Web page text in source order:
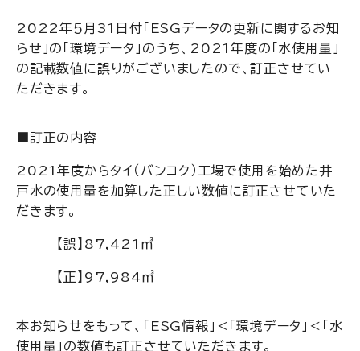
2022年５月 31 日付「 ESGデータの更新に関するお知
らせ」の「環境データ」のうち、2021年度の「水使用量」
の記載数値に誤りがございましたので、訂正させてい
ただきます。
■訂正の内容
2021年度からタイ（バンコク）工場で使用を始めた井
戸水の使用量を加算した正しい数値に訂正させていた
だきます。
【誤】 87,421 ㎥
【正】 97,984㎥
本お知らせをもって、「 ESG情報」＜「環境データ」＜「水
使用量」の数値も訂正させていただきます。